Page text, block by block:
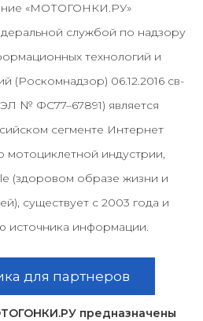
«МОТОГОНКИ.РУ»
службой по надзору
технологий и
(Роскомнадзор) 06.12.2016 св-
№ ФС77–67891) является
сегменте Интернет
индустрии,
(здоровом образе жизни и
существует с 2003 года и
источника информации.
для партнеров
предназначены